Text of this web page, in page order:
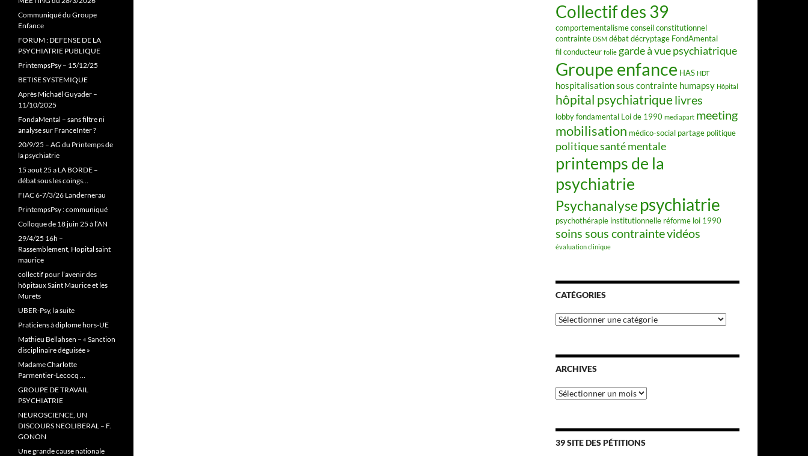
Collectif des 39
comportementalismeconseil constitutionnel
contrainte DSM débatdécryptage FondAmental
fil conducteur folie garde à vue psychiatrique
Groupe enfance HAS HDT
hospitalisation sous contrainte humapsy Hôpital
hôpital psychiatriquelivres
lobby fondamental Loi de 1990 mediapart meeting
mobilisation médico-social partage politique
politique santé mentale
printemps de la
psychiatrie
Psychanalyse psychiatrie
psychothérapie institutionnelle réforme loi 1990
soins sous contraintevidéos
évaluation clinique
CATÉGORIES
Catégories
ARCHIVES
Archives
39 SITE DES PÉTITIONS
Communiqué du Groupe
Enfance
FORUM : DEFENSE DE LA
PSYCHIATRIE PUBLIQUE
PrintempsPsy – 15/12/25
BETISE SYSTEMIQUE
Après Michaël Guyader –
11/10/2025
FondaMental – sans filtre ni
analyse sur FranceInter ?
20/9/25 – AG du Printemps de
la psychiatrie
15 aout 25 a LA BORDE –
débat sous les coings…
FIAC 6-7/3/26 Landernerau
PrintempsPsy : communiqué
Colloque de 18 juin 25 à l’AN
29/4/25 16h –
Rassemblement, Hopital saint
maurice
collectif pour l’avenir des
hôpitaux Saint Maurice et les
Murets
UBER-Psy, la suite
Praticiens à diplome hors-UE
Mathieu Bellahsen – « Sanction
disciplinaire déguisée »
Madame Charlotte
Parmentier-Lecocq …
GROUPE DE TRAVAIL
PSYCHIATRIE
NEUROSCIENCE, UN
DISCOURS NEOLIBERAL – F.
GONON
Une grande cause nationale